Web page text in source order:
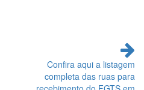
Confira aqui a listagem
completa das ruas para